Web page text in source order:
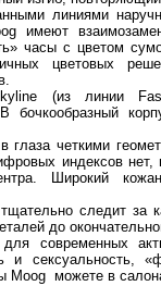
линиями
имеют
часы с цветом
цветовых
(из линии
четкими
индексов нет,
Широкий
следит за
до
современных
и сексуальность,
Moog можете в